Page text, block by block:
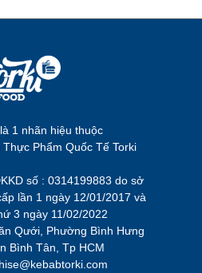
1 nhãn hiệu thuộc
Phẩm Quốc Tế Torki
số : 0314199883 do sở
lần 1 ngày 12/01/2017 và
3 ngày 11/02/2022
Qưới, Phường Bình Hưng
Bình Tân, Tp HCM